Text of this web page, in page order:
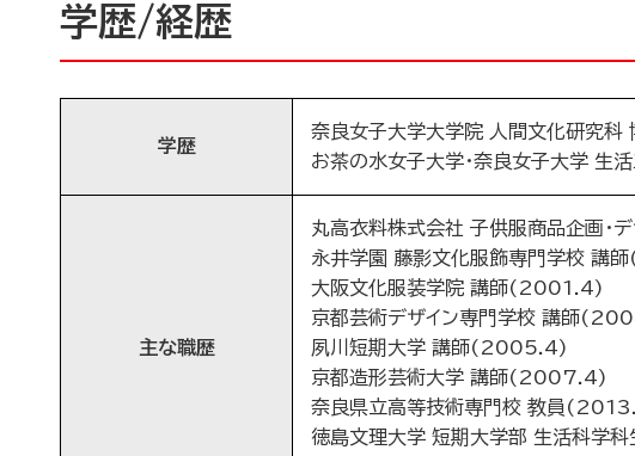
学歴/経歴
学歴
奈良女子大学大学院 人間文化研究
お茶の水女子大学・奈良女子大学
主な職歴
丸高衣料株式会社 子供服商品企画・
永井学園 藤影文化服飾専門学校 講
大阪文化服装学院 講師(2001.4)
京都芸術デザイン専門学校 講師
夙川短期大学 講師(2005.4)
京都造形芸術大学 講師(2007.4)
奈良県立高等技術専門校 教員
徳島文理大学 短期大学部 生活科学